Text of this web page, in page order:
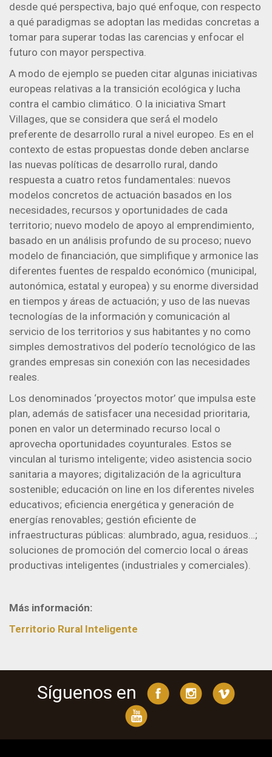
desde qué perspectiva, bajo qué enfoque, con respecto
a qué paradigmas se adoptan las medidas concretas a
tomar para superar todas las carencias y enfocar el
futuro con mayor perspectiva.
A modo de ejemplo se pueden citar algunas iniciativas
europeas relativas a la transición ecológica y lucha
contra el cambio climático. O la iniciativa Smart
Villages, que se considera que será́ el modelo
preferente de desarrollo rural a nivel europeo. Es en el
contexto de estas propuestas donde deben anclarse
las nuevas políticas de desarrollo rural, dando
respuesta a cuatro retos fundamentales: nuevos
modelos concretos de actuación basados en los
necesidades, recursos y oportunidades de cada
territorio; nuevo modelo de apoyo al emprendimiento,
basado en un análisis profundo de su proceso; nuevo
modelo de financiación, que simplifique y armonice las
diferentes fuentes de respaldo económico (municipal,
autonómica, estatal y europea) y su enorme diversidad
en tiempos y áreas de actuación; y uso de las nuevas
tecnologías de la información y comunicación al
servicio de los territorios y sus habitantes y no como
simples demostrativos del poderío tecnológico de las
grandes empresas sin conexión con las necesidades
reales.
Los denominados ‘proyectos motor’ que impulsa este
plan, además de satisfacer una necesidad prioritaria,
ponen en valor un determinado recurso local o
aprovecha oportunidades coyunturales. Estos se
vinculan al turismo inteligente; video asistencia socio
sanitaria a mayores; digitalización de la agricultura
sostenible; educación on line en los diferentes niveles
educativos; eficiencia energética y generación de
energías renovables; gestión eficiente de
infraestructuras públicas: alumbrado, agua, residuos…;
soluciones de promoción del comercio local o áreas
productivas inteligentes (industriales y comerciales).
Más información:
Territorio Rural Inteligente
Síguenos en